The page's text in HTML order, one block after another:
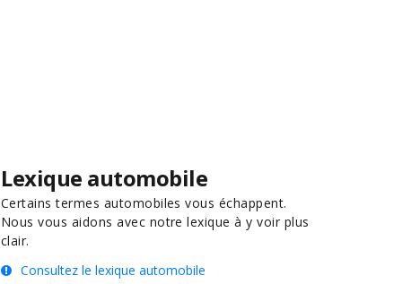
Lexique automobile
Certains termes automobiles vous échappent.
Nous vous aidons avec notre lexique à y voir plus
clair.
Consultez le lexique automobile